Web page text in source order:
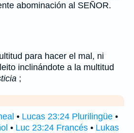
abominación al SEÑOR.
para hacer el mal, ni
inclinándote a la multitud
;
• Lucas 23:24 Plurilingüe •
• Luc 23:24 Francés • Lukas